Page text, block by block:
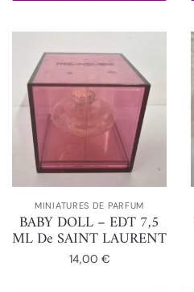
MINIATURES DE PARFUM
BABY DOLL – EDT 7,5
ML De SAINT LAURENT
14,00 €